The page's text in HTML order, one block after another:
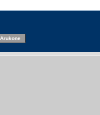
Arukone